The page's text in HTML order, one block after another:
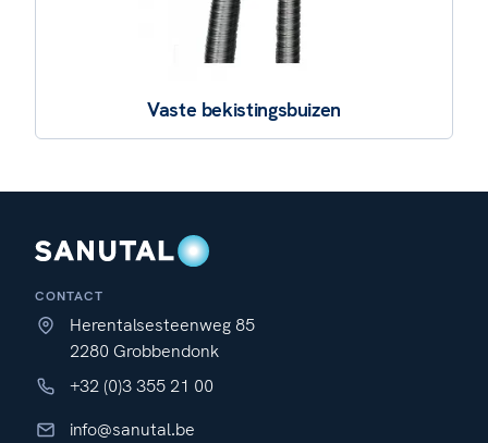
Vaste bekistingsbuizen
CONTACT
Herentalsesteenweg 85
2280 Grobbendonk
+32 (0)3 355 21 00
info@sanutal.be